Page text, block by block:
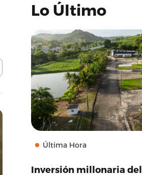
Lo Último
Última Hora
Inversión millonaria del